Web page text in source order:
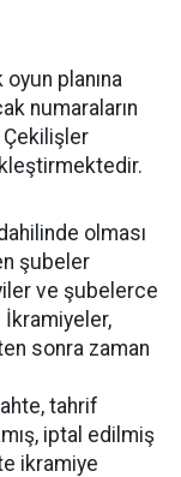
planına
numaraların
Çekilişler
olması
şubeler
ve şubelerce
sonra zaman
tahrif
iptal edilmiş
ikramiye